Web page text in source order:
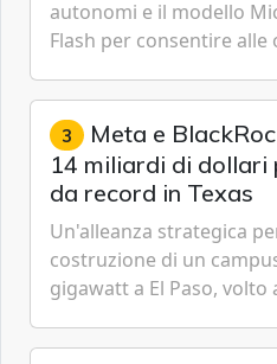
autonomi e il modello
Flash per consentire alle
gestione continua del
3 Meta e
14 miliardi di dollari
da record in Texas
Un'alleanza strategica
costruzione di un
gigawatt a El Paso,
artificiale dell'azienda di